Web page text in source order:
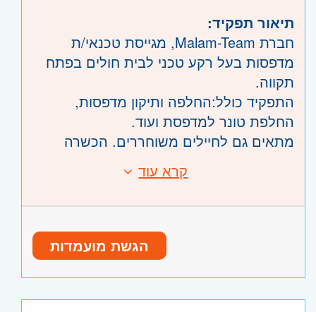
תיאור תפקיד:
חברת Malam-Team, מגייסת טכנאי/ת
מדפסות בעל רקע טכני לבית חולים בפתח
תקווה.
התפקיד כולל:החלפה ותיקון מדפסות,
החלפת טונר למדפסת ועוד.
מתאים גם לחיילים משוחררים. הכשרה
- בעל/ת רקע טכני – יתרון.
- ידע במחשבים – יתרון.
- אחראי/ת, בעל/ת רמת שירות גבוהה,
היקף משרה: משרה מלאה
קרא עוד
הגשת מועמדות